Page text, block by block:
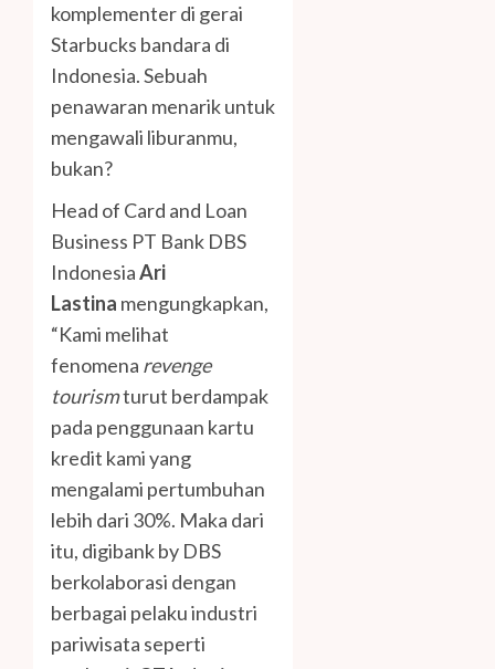
komplementer di gerai
Starbucks bandara di
Indonesia. Sebuah
penawaran menarik untuk
mengawali liburanmu,
bukan?
Head of Card and Loan
Business PT Bank DBS
IndonesiaAri
Lastina mengungkapkan,
“Kami melihat
fenomena revenge
tourismturut berdampak
pada penggunaan kartu
kredit kami yang
mengalami pertumbuhan
lebih dari 30%. Maka dari
itu, digibank by DBS
berkolaborasi dengan
berbagai pelaku industri
pariwisata seperti